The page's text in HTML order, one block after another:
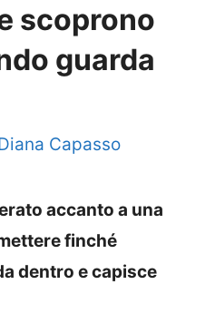
scoprono
guarda
Capasso
accanto a una
finché
dentro e capisce